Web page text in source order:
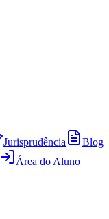
Jurisprudência
Blog
Área do Aluno